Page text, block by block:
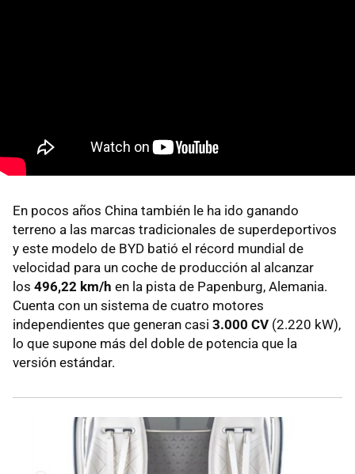
En pocos años China también le ha ido ganando
terreno a las marcas tradicionales de superdeportivos
y este modelo de BYD batió el récord mundial de
velocidad para un coche de producción al alcanzar
los 496,22 km/h en la pista de Papenburg, Alemania.
Cuenta con un sistema de cuatro motores
independientes que generan casi 3.000 CV (2.220 kW),
lo que supone más del doble de potencia que la
versión estándar.